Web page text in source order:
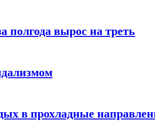
вырос на треть
в прохладные